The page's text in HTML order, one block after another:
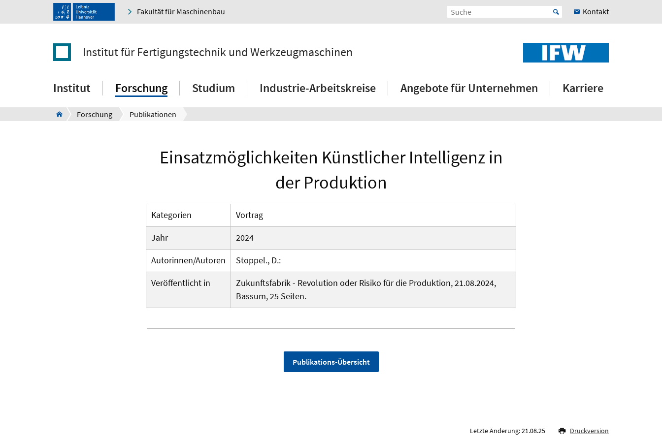
Fakultät für Maschinenbau Kontakt
Institut für Fertigungstechnik und Werkzeugmaschinen
Institut Forschung Studium Industrie-Arbeitskreise Angebote für Unternehmen Karriere
Forschung Publikationen
Einsatzmöglichkeiten Künstlicher Intelligenz in
der Produktion
Kategorien
Vortrag
Jahr
2024
Autorinnen/Autoren
Stoppel., D.:
Veröffentlicht in
Zukunftsfabrik - Revolution oder Risiko für die Produktion, 21.08.2024,
Bassum, 25 Seiten.
Publikations-Übersicht
Letzte Änderung: 21.08.25 Druckversion